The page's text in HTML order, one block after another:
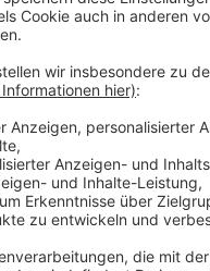
Links zum Thema:
dazu
Partnerschaften
Portland